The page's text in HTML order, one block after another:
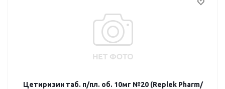
Цетиризин таб. п/пл. об. 10мг №20 (Replek Pharm/